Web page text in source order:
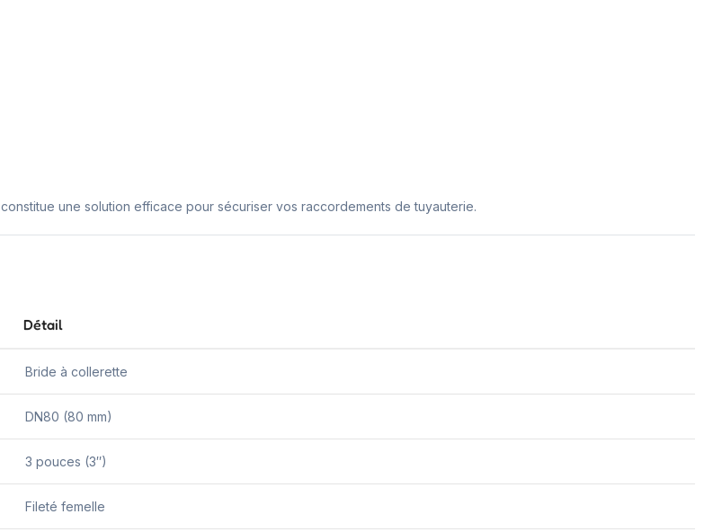
constitue une solution efficace pour sécuriser vos raccordements de tuyauterie.
Détail
Bride à collerette
DN80 (80 mm)
3 pouces (3″)
Fileté femelle